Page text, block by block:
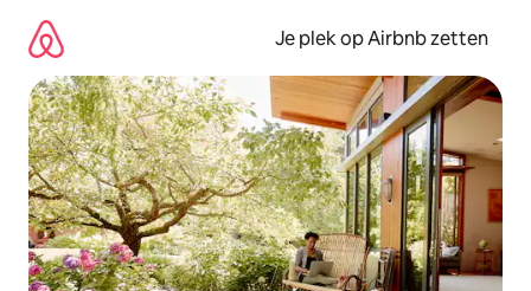
direct
naar
inhoud
Je plek op Airbnb zetten